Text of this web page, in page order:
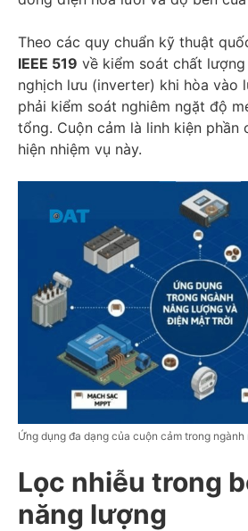
Theo các quy chuẩn kỹ thuật
IEEE 519 về kiểm soát chất
nghịch lưu (inverter) khi hòa vào
phải kiểm soát nghiêm ngặt độ
tổng. Cuộn cảm là linh kiện phần
hiện nhiệm vụ này.
Ứng dụng đa dạng của cuộn cảm trong
Lọc nhiễu trong
năng lượng